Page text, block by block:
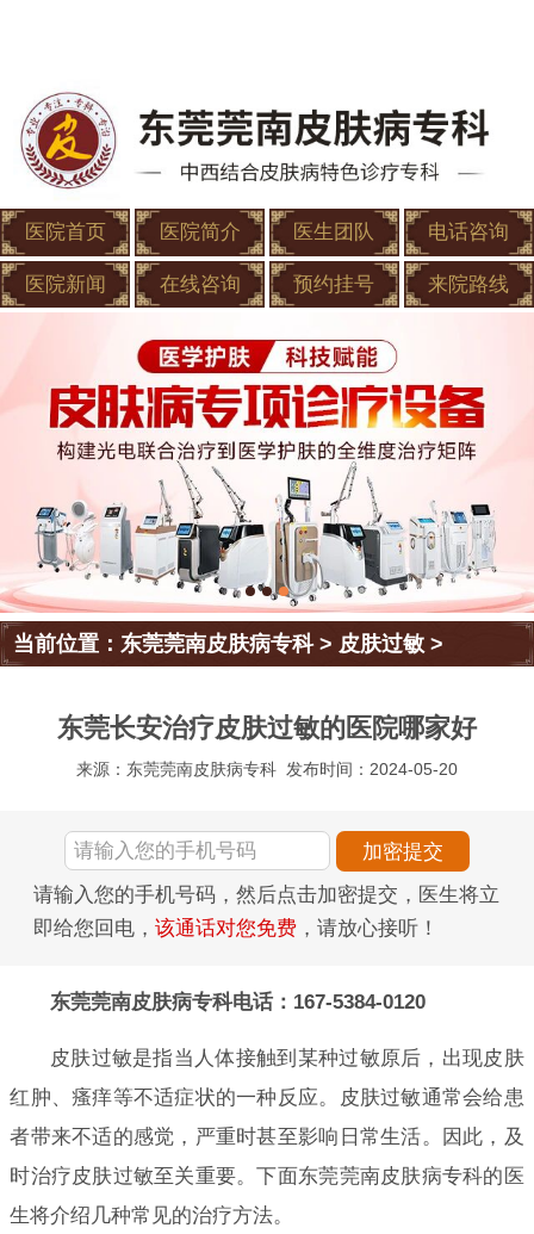
医院首页 医院简介 医生团队 电话咨询
医院新闻 在线咨询 预约挂号 来院路线
当前位置：东莞莞南皮肤病专科> 皮肤过敏 >
东莞长安治疗皮肤过敏的医院哪家好
来源：东莞莞南皮肤病专科 发布时间：2024-05-20
请输入您的手机号码，然后点击加密提交，医生将立
即给您回电， 该通话对您免费 ，请放心接听！
东莞莞南皮肤病专科电话：167-5384-0120
皮肤过敏是指当人体接触到某种过敏原后，出现皮肤
红肿、瘙痒等不适症状的一种反应。皮肤过敏通常会给患
者带来不适的感觉，严重时甚至影响日常生活。因此，及
时治疗皮肤过敏至关重要。下面东莞莞南皮肤病专科的医
生将介绍几种常见的治疗方法。